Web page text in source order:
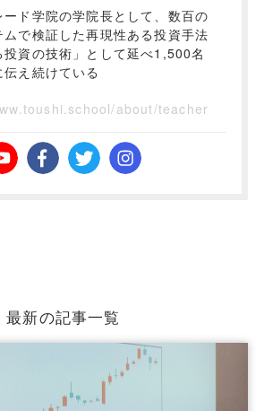
ド学院の学院長として、数百の
ムで検証した再現性ある投資手法
投資の技術」として延べ1,500名
え続けている
about/teacher
最新の記事一覧